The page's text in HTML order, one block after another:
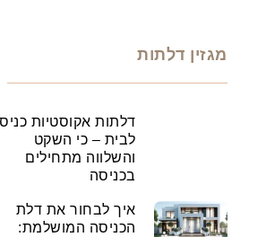
מגזין דלתות
דלתות אקוסטיות
לבית – כי השקט
והשלווה מתחילים
בכניסה
איך לבחור את דלת
הכניסה המושלמת: